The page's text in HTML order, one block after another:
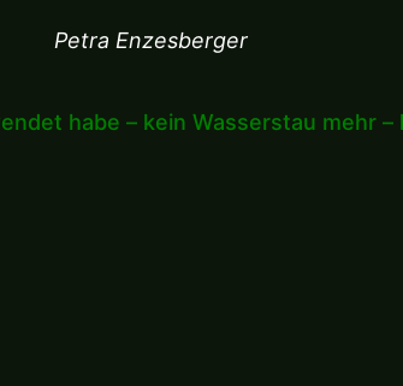
Petra Enzesberger
habe – kein Wasserstau mehr